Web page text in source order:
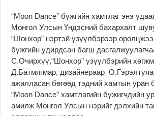
“Moon Dance” бүжгийн хамтлаг энэ
Монгол Улсын Үндэсний бахархалт
“Шонхор” нэртэй үзүүлбэрээр
бүжгийн удирдсан багш
С.Очирхүү,“Шонхор” үзүүлбэрийн
Д.Батмягмар, дизайнераар
ажилласан бөгөөд тэдний хамтын уран
“Moon Dance” хамтлагийн бүжигчдийн
амилж Монгол Улсын нэрийг дэлхийн